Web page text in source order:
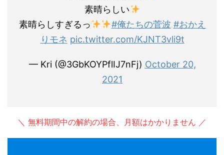
素晴らしい
素晴らしすぎるっ
#俺たちの菅波 #おかえ
りモネ pic.twitter.com/KJNT3vli9t
— Kri (@3GbKOYPflIJ7nFj) October 20,
2021
＼ 無料期間中の解約の場合、月額はかかりません ／